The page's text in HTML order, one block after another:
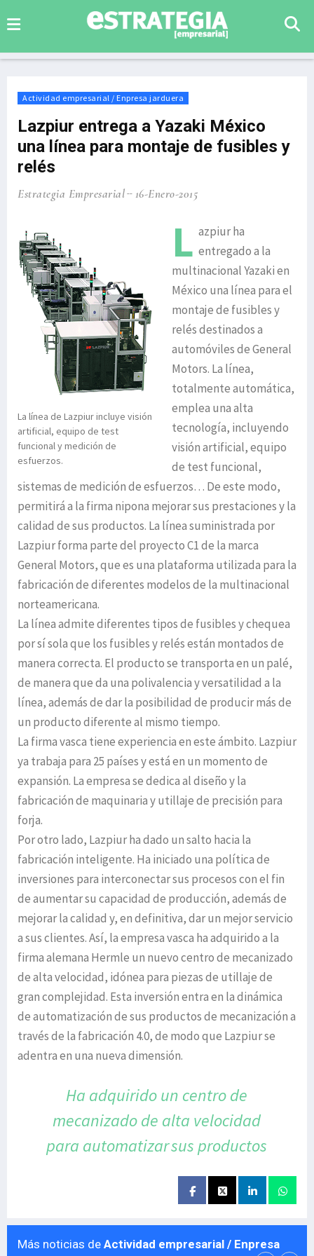
Actividad empresarial / Enpresa jarduera
Lazpiur entrega a Yazaki México
una línea para montaje de fusibles y
relés
Estrategia Empresarial 16-Enero-2015
La línea de Lazpiur incluye visión
artificial, equipo de test
funcional y medición de
esfuerzos.
L azpiur ha
entregado a la
multinacional Yazaki en
México una línea para el
montaje de fusibles y
relés destinados a
automóviles de General
Motors. La línea,
totalmente automática,
emplea una alta
tecnología, incluyendo
visión artificial, equipo
de test funcional,
sistemas de medición de esfuerzos… De este modo,
permitirá a la firma nipona mejorar sus prestaciones y la
calidad de sus productos. La línea suministrada por
Lazpiur forma parte del proyecto C1 de la marca
General Motors, que es una plataforma utilizada para la
fabricación de diferentes modelos de la multinacional
norteamericana.
La línea admite diferentes tipos de fusibles y chequea
por sí sola que los fusibles y relés están montados de
manera correcta. El producto se transporta en un palé,
de manera que da una polivalencia y versatilidad a la
línea, además de dar la posibilidad de producir más de
un producto diferente al mismo tiempo.
La firma vasca tiene experiencia en este ámbito. Lazpiur
ya trabaja para 25 países y está en un momento de
expansión. La empresa se dedica al diseño y la
fabricación de maquinaria y utillaje de precisión para
forja.
Por otro lado, Lazpiur ha dado un salto hacia la
fabricación inteligente. Ha iniciado una política de
inversiones para interconectar sus procesos con el fin
de aumentar su capacidad de producción, además de
mejorar la calidad y, en definitiva, dar un mejor servicio
a sus clientes. Así, la empresa vasca ha adquirido a la
firma alemana Hermle un nuevo centro de mecanizado
de alta velocidad, idónea para piezas de utillaje de
gran complejidad. Esta inversión entra en la dinámica
de automatización de sus productos de mecanización a
través de la fabricación 4.0, de modo que Lazpiur se
adentra en una nueva dimensión.
Ha adquirido un centro de
mecanizadode alta velocidad
para automatizarsus productos
Más noticias de Actividad empresarial / Enpresa